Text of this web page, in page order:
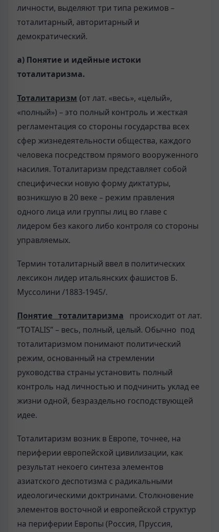
личности, выделяют три типа режимов –
тоталитарный, авторитарный и
демократический.
а) Понятие и идейные истоки
тоталитаризма.
Тоталитаризм (от лат. «весь», «целый»,
«полный») – это полный контроль и жесткая
регламентация со стороны государства всех
сфер жизнедеятельности общества, каждого
человека посредством прямого вооруженного
насилия. Тоталитаризм представляет собой
специфически новую форму диктатуры,
возникшую в 20 веке – режим правления
одного лица или группы лиц во главе с
лидером без какого либо контроля со стороны
управляемых.
Термин тоталитарный ввел в политических
лексикон лидер итальянских фашистов Б.
Муссолини /1883-1945/.
Понятие тоталитаризма происходит от лат.
“TOTALIS” – весь, полный, целый. Обычно под
тоталитаризмом понимают политический
режим, основанный на стремлении
руководства страны установить полный
контроль над личностью и подчинить уклад ее
жизни одной, безраздельно господствующей
идее.
Тоталитаризм возник в Европе, точнее, на
периферии европейской цивилизации, как
результат некоего синтеза элементов
азиатского деспотизма с радикальными
идеологическими доктринами. Столкновение
элементов восточной и европейской структур
на периферии Европы (Россия, Пруссия,